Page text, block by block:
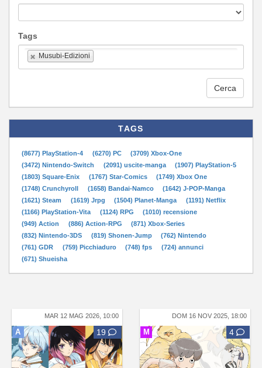
Tags
Musubi-Edizioni
Cerca
TAGS
(8677) PlayStation-4 (6270) PC
(3709) Xbox-One
(3472) Nintendo-Switch
(2091) uscite-manga
(1907) PlayStation-5
(1803) Square-Enix
(1767) Star-Comics
(1749) Xbox One
(1748) Crunchyroll
(1658) Bandai-Namco
(1642) J-POP-Manga
(1621) Steam
(1619) Jrpg (1504) Planet-Manga
(1191) Netflix
(1166) PlayStation-Vita
(1124) RPG
(1010) recensione
(949) Action
(886) Action-RPG
(871) Xbox-Series
(832) Nintendo-3DS
(819) Shonen-Jump
(762) Nintendo
(761) GDR
(759) Picchiaduro (748) fps
(724) annunci
(671) Shueisha
MAR 12 MAG 2026, 10:00
A 19
DOM 16 NOV 2025, 18:00
M 4